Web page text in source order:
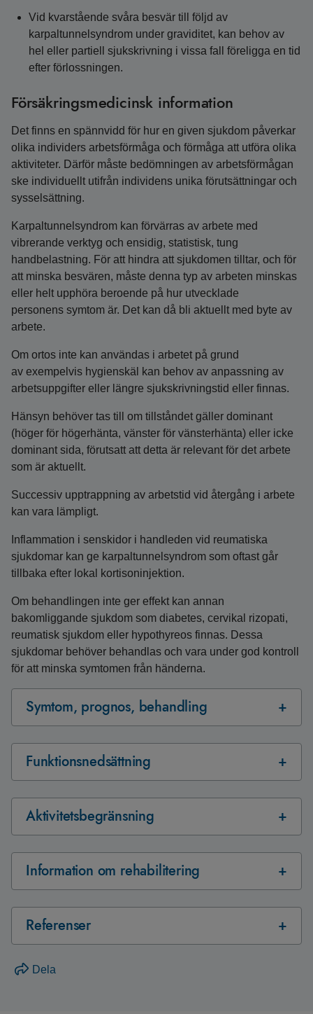
Vid kvarstående svåra besvär till följd av
karpaltunnelsyndrom under graviditet, kan behov av
hel eller partiell sjukskrivning i vissa fall föreligga en tid
efter förlossningen.
Försäkringsmedicinsk information
Det finns en spännvidd för hur en given sjukdom påverkar
olika individers arbetsförmåga och förmåga att utföra olika
aktiviteter. Därför måste bedömningen av arbetsförmågan
ske individuellt utifrån individens unika förutsättningar och
sysselsättning.
Karpaltunnelsyndrom kan förvärras av arbete med
vibrerande verktyg och ensidig, statistisk, tung
handbelastning. För att hindra att sjukdomen tilltar, och för
att minska besvären, måste denna typ av arbeten minskas
eller helt upphöra beroende på hur utvecklade
personens symtom är. Det kan då bli aktuellt med byte av
arbete.
Om ortos inte kan användas i arbetet på grund
av exempelvis hygienskäl kan behov av anpassning av
arbetsuppgifter eller längre sjukskrivningstid eller finnas.
Hänsyn behöver tas till om tillståndet gäller dominant
(höger för högerhänta, vänster för vänsterhänta) eller icke
dominant sida, förutsatt att detta är relevant för det arbete
som är aktuellt.
Successiv upptrappning av arbetstid vid återgång i arbete
kan vara lämpligt.
Inflammation i senskidor i handleden vid reumatiska
sjukdomar kan ge karpaltunnelsyndrom som oftast går
tillbaka efter lokal kortisoninjektion.
Om behandlingen inte ger effekt kan annan
bakomliggande sjukdom som diabetes, cervikal rizopati,
reumatisk sjukdom eller hypothyreos finnas. Dessa
sjukdomar behöver behandlas och vara under god kontroll
för att minska symtomen från händerna.
Symtom, prognos, behandling
Funktionsnedsättning
Aktivitetsbegränsning
Information om rehabilitering
Referenser
Dela